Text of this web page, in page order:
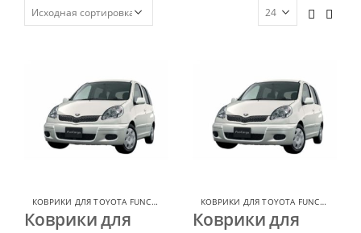
КОВРИКИ ДЛЯ TOYOTA FUNCARGO КОВРИКИ ДЛЯ TOYOTA
Коврики для
КОВРИКИ ДЛЯ TOYOTA FUNCARGO
Коврики для